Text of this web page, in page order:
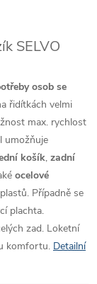
SELVO
osob se
řidítkách velmi
max. rychlost
umožňuje
košík, zadní
ocelové
Případně se
plachta.
zad. Loketní
komfortu. Detailní